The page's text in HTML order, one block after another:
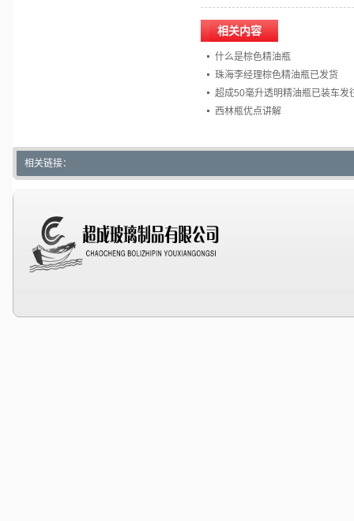
相关内容
什么是棕色精油瓶
珠海李经理棕色精油瓶已发货
超成50毫升透明精油瓶已装车发
西林瓶优点讲解
相关链接：